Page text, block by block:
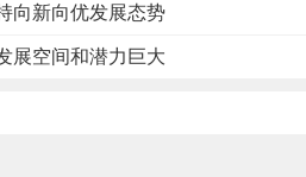
向新向优发展态势
展空间和潜力巨大